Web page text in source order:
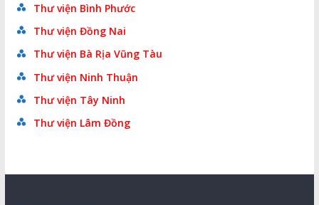
Thư viện Bình Phước
Thư viện Đồng Nai
Thư viện Bà Rịa Vũng Tàu
Thư viện Ninh Thuận
Thư viện Tây Ninh
Thư viện Lâm Đồng